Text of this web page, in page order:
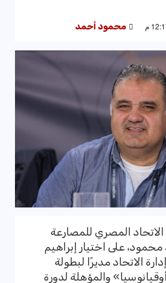
محمود أحمد
المصري للمصارعة
على اختيار إبراهيم
الاتحاد مديرًا لبطولة
والمؤهلة لدورة